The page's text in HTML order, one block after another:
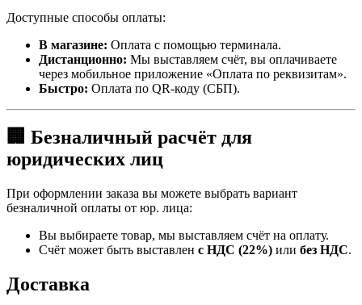
Доступные способы оплаты:
В магазине: Оплата с помощью терминала.
Дистанционно: Мы выставляем счёт, вы оплачиваете
через мобильное приложение «Оплата по реквизитам».
Быстро: Оплата по QR-коду (СБП).
🏢 Безналичный расчёт для
юридических лиц
При оформлении заказа вы можете выбрать вариант
безналичной оплаты от юр. лица:
Вы выбираете товар, мы выставляем счёт на оплату.
Счёт может быть выставлен с НДС (22%) или без НДС.
Доставка